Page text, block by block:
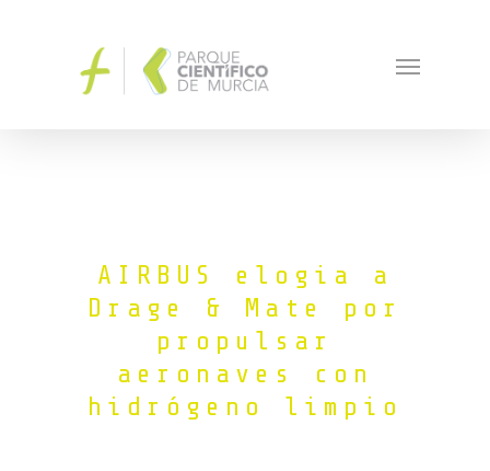
AIRBUS elogia a
Drage & Mate por
propulsar
aeronaves con
hidrógeno limpio